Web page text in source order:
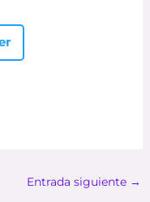
Entrada siguiente →